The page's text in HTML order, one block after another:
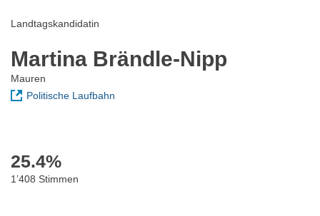
Landtagskandidatin
Martina Brändle-Nipp
Mauren
Politische Laufbahn
25.4%
1’408 Stimmen